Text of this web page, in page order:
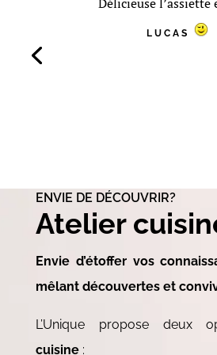
Délicieuse l’assiette
LUCAS
ENVIE DE DÉCOUVRIR?
Atelier
Envie d’étoffer vos
mêlant découvertes et
L’Unique propose deux
cuisine: